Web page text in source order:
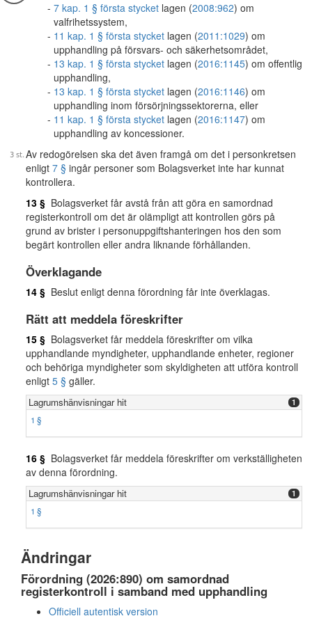
7 kap. 1 § första stycket lagen (2008:962) om
valfrihetssystem,
11 kap. 1 § första stycket lagen (2011:1029) om
upphandling på försvars- och säkerhetsområdet,
13 kap. 1 § första stycket lagen (2016:1145) om offentlig
upphandling,
13 kap. 1 § första stycket lagen (2016:1146) om
upphandling inom försörjningssektorerna, eller
11 kap. 1 § första stycket lagen (2016:1147) om
upphandling av koncessioner.
Av redogörelsen ska det även framgå om det i personkretsen
enligt 7 § ingår personer som Bolagsverket inte har kunnat
kontrollera.
13 § Bolagsverket får avstå från att göra en samordnad
registerkontroll om det är olämpligt att kontrollen görs på
grund av brister i personuppgiftshanteringen hos den som
begärt kontrollen eller andra liknande förhållanden.
Överklagande
14 § Beslut enligt denna förordning får inte överklagas.
Rätt att meddela föreskrifter
15 § Bolagsverket får meddela föreskrifter om vilka
upphandlande myndigheter, upphandlande enheter, regioner
och behöriga myndigheter som skyldigheten att utföra kontroll
enligt 5 § gäller.
Lagrumshänvisningar hit 1
1 §
16 § Bolagsverket får meddela föreskrifter om verkställigheten
av denna förordning.
Lagrumshänvisningar hit 1
1 §
Ändringar
Förordning (2026:890) om samordnad
registerkontroll i samband med upphandling
Officiell autentisk version